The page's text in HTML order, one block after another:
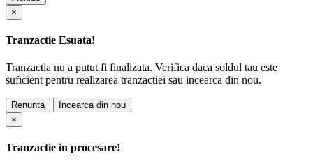
×
Tranzactie Esuata!
Tranzactia nu a putut fi finalizata. Verifica daca soldul tau este
suficient pentru realizarea tranzactiei sau incearca din nou.
Renunta
Incearca din nou
×
Tranzactie in procesare!